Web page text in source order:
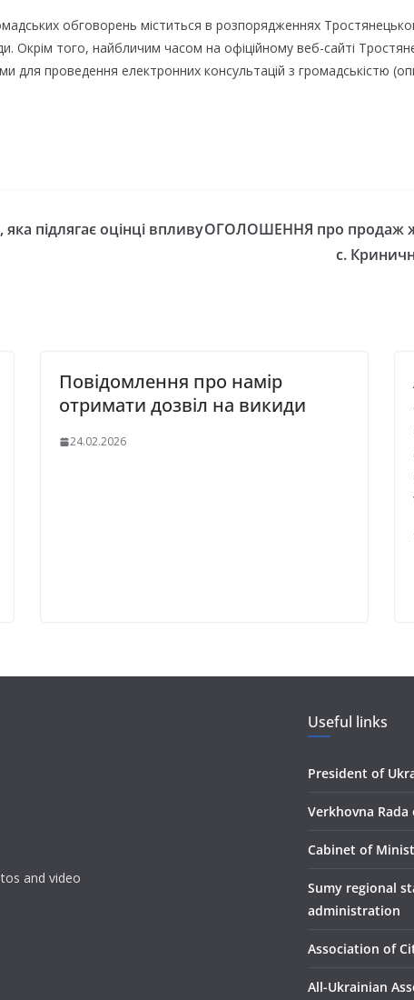
обговорень міститься в розпорядженнях
Окрім того, найбличим часом на офіційному веб-сайті
для проведення електронних консультацій з громадськістю
підлягає оцінці впливуОГОЛОШЕННЯ про продаж
с.
Повідомлення про намір
отримати дозвіл на викиди
24.02.2026
and video
Useful links
President of
Verkhovna
Сabinet of
Sumy regional
administration
Association of
All-Ukrainian